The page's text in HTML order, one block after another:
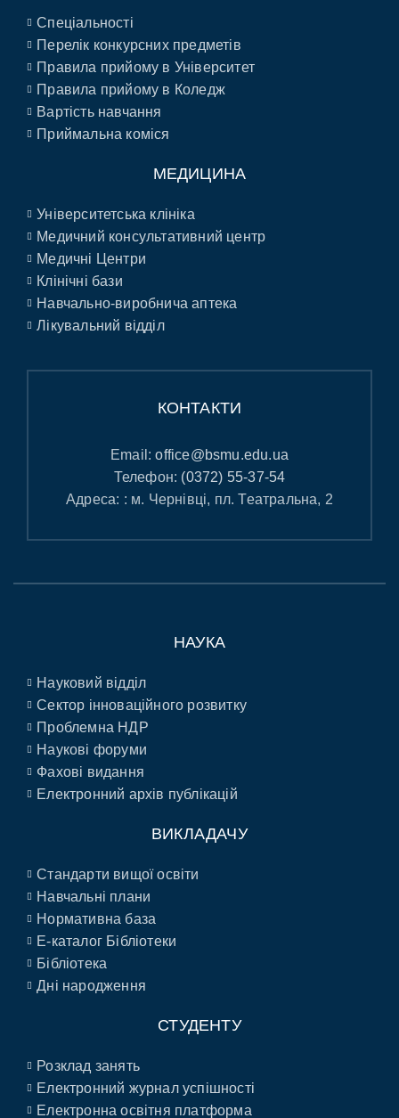
Спеціальності
Перелік конкурсних предметів
Правила прийому в Університет
Правила прийому в Коледж
Вартість навчання
Приймальна коміся
МЕДИЦИНА
Університетська клініка
Медичний консультативний центр
Медичні Центри
Клінічні бази
Навчально-виробнича аптека
Лікувальний відділ
КОНТАКТИ
Email:office@bsmu.edu.ua
Телефон: (0372) 55-37-54
Адреса: : м. Чернівці, пл. Театральна, 2
НАУКА
Науковий відділ
Сектор інноваційного розвитку
Проблемна НДР
Наукові форуми
Фахові видання
Електронний архів публікацій
ВИКЛАДАЧУ
Стандарти вищої освіти
Навчальні плани
Нормативна база
E-каталог Бібліотеки
Бібліотека
Дні народження
СТУДЕНТУ
Розклад занять
Електронний журнал успішності
Електронна освітня платформа